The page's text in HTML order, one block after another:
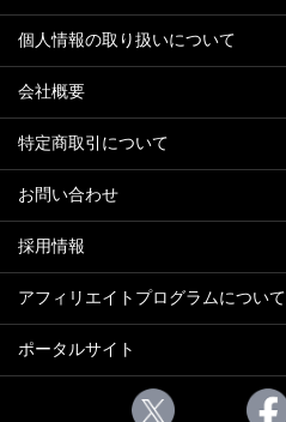
個人情報の取り扱いについて
会社概要
特定商取引について
お問い合わせ
採用情報
アフィリエイトプログラムについて
ポータルサイト